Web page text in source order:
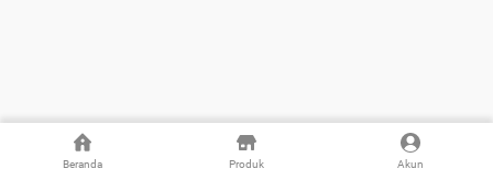
Beranda Produk Akun